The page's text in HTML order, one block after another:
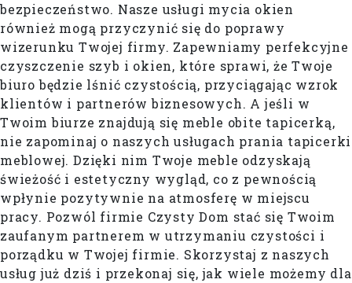
bezpieczeństwo. Nasze usługi mycia okien
również mogą przyczynić się do poprawy
wizerunku Twojej firmy. Zapewniamy perfekcyjne
czyszczenie szyb i okien, które sprawi, że Twoje
biuro będzie lśnić czystością, przyciągając wzrok
klientów i partnerów biznesowych. A jeśli w
Twoim biurze znajdują się meble obite tapicerką,
nie zapominaj o naszych usługach prania tapicerki
meblowej. Dzięki nim Twoje meble odzyskają
świeżość i estetyczny wygląd, co z pewnością
wpłynie pozytywnie na atmosferę w miejscu
pracy. Pozwól firmie Czysty Dom stać się Twoim
zaufanym partnerem w utrzymaniu czystości i
porządku w Twojej firmie. Skorzystaj z naszych
usług już dziś i przekonaj się, jak wiele możemy dla